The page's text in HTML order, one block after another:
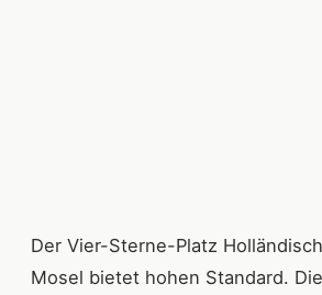
Der Vier-Sterne-Platz
Mosel bietet hohen Standard.